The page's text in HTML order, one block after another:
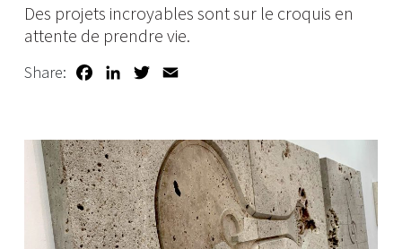
Des projets incroyables sont sur le croquis en
attente de prendre vie.
Share: FacebookLinkedInTwitter